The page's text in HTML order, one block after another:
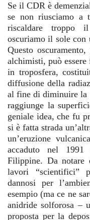
Se il CDR è
se non riusciamo a
riscaldare troppo
oscuriamo il sole con
Questo
alchimisti, può
in troposfera,
diffusione della
al fine di diminuire la
raggiunge la
geniale idea, che fu
si è fatta strada
un’eruzione
accaduto nel
Filippine. Da
lavori “scientifici”
dannosi per
esempio (ma ce ne
anidride solforosa –
proposta per la